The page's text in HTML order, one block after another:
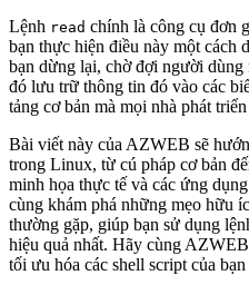
Lệnh read chính là công cụ đơn
bạn thực hiện điều này một cách
bạn dừng lại, chờ đợi người dùng
đó lưu trữ thông tin đó vào các
tảng cơ bản mà mọi nhà phát
Bài viết này của AZWEB sẽ
trong Linux, từ cú pháp cơ bản
minh họa thực tế và các ứng
cùng khám phá những mẹo hữu
thường gặp, giúp bạn sử dụng
hiệu quả nhất. Hãy cùng
tối ưu hóa các shell script của bạn